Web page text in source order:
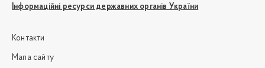
Інформаційні ресурси державних органів України
Контакти
Мапа сайту